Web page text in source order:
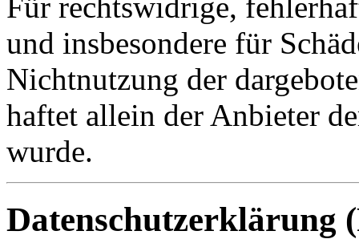
und insbesondere für
Nichtnutzung der
haftet allein der Anbieter
wurde.
Datenschutzerklärung